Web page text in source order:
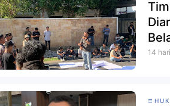
14